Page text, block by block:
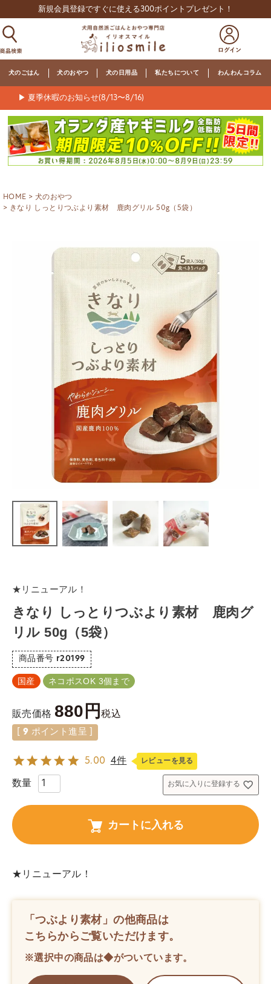
新規会員登録ですぐに使える300ポイントプレゼント！
犬のごはん 犬のおやつ 犬の日用品 私たちについて わんわんコラム
▶ 夏季休暇のお知らせ(8/13〜8/16)
HOME
犬のおやつ
きなり しっとりつぶより素材 鹿肉グリル 50g（5袋）
★リニューアル！
きなり しっとりつぶより素材 鹿肉グ
リル 50g（5袋）
商品番号 r20199
国産 ネコポスOK 3個まで
販売価格 880 税込
9 ポイント進呈 ]
5.00 4件 レビューを見る
お気に入りに登録する
カートに入れる
★リニューアル！
「つぶより素材」の他商品は
こちらからご覧いただけます。
※選択中の商品は◆がついています。